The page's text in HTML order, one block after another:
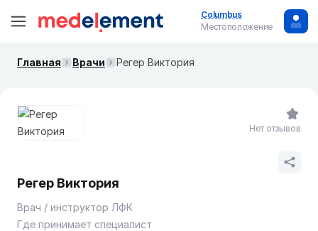
Columbus
Местоположение
Главная Врачи Регер Виктория
Регер Виктория
Врач / инструктор ЛФК
Где принимает специалист
Нет отзывов